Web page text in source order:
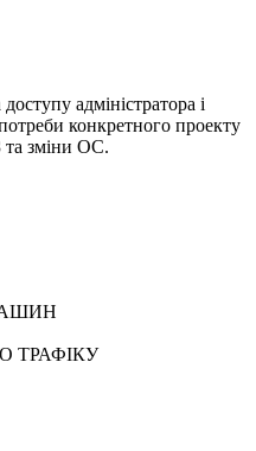
адміністратора і
конкретного проекту
та зміни ОС.
ТРАФІКУ